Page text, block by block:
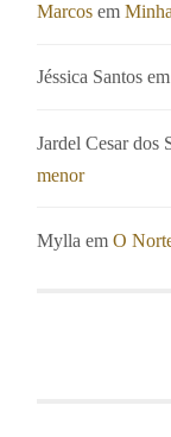
Marcos em
Jéssica Santos
Jardel Cesar dos
menor
Mylla emO